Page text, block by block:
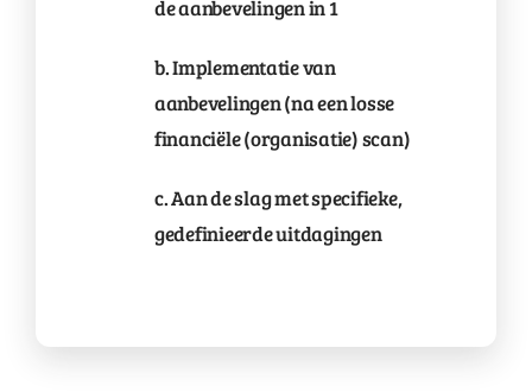
de aanbevelingen in 1
b. Implementatie van
aanbevelingen (na een losse
financiële (organisatie) scan)
c. Aan de slag met specifieke,
gedefinieerde uitdagingen